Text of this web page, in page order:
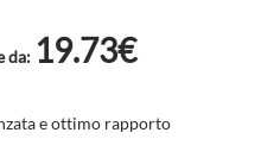
da: 19.73€
e ottimo rapporto